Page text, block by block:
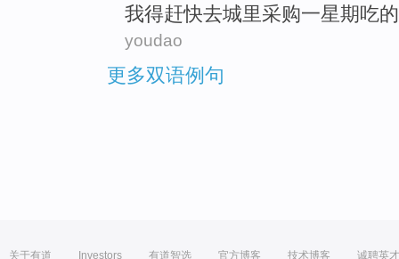
我得赶快去城里采购一星期吃的
youdao
更多双语例句
关于有道 Investors 有道智选 官方博客 技术博客 诚聘英才